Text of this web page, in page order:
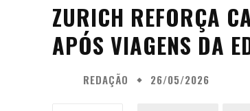
ZURICH REFORÇA
APÓS VIAGENS DA
REDAÇÃO 26/05/2026